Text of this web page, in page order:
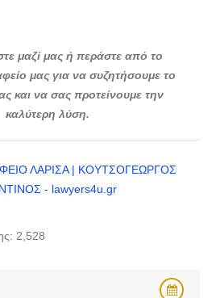
μαζί μας ή περάστε από το
μας για να συζητήσουμε το
και να σας προτείνουμε την
καλύτερη λύση.
2,528